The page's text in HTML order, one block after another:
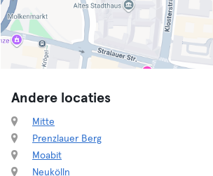
Andere locaties
Mitte
Prenzlauer Berg
Moabit
Neukölln